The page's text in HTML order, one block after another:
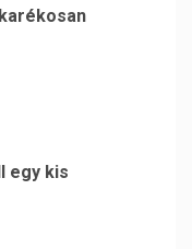
egy kis